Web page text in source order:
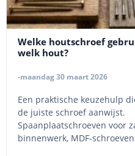
Welke houtschroef
welk hout?
-maandag 30 maart 2026
Een praktische keuzehulp
de juiste schroef aanwijst.
Spaanplaatschroeven voor
binnenwerk, MDF-